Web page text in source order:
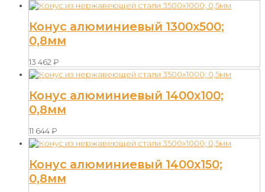
Конус алюминиевый 1300х500;
0,8мм
13 462 ₽
Конус алюминиевый 1400х100;
0,8мм
11 644₽
Конус алюминиевый 1400х150;
0,8мм